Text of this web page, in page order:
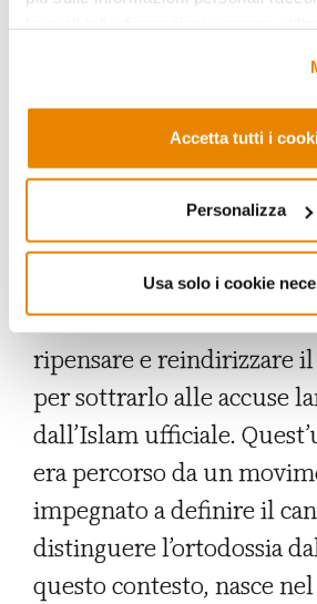
Accetta tutti i
Personalizza
Usa solo i cookie
testimoniale) e che
difensori dell’autorità
imam, e dai sufi stessi, che
accusavano di aver
dei “privilegiati”.
La crocifissione di al-
svolta nella storia del
inizia a diffondersi l’idea
ripensare e reindirizzare
per sottrarlo alle accuse
dall’Islam ufficiale.
era percorso da un
impegnato a definire il
distinguere l’ortodossia
questo contesto, nasce